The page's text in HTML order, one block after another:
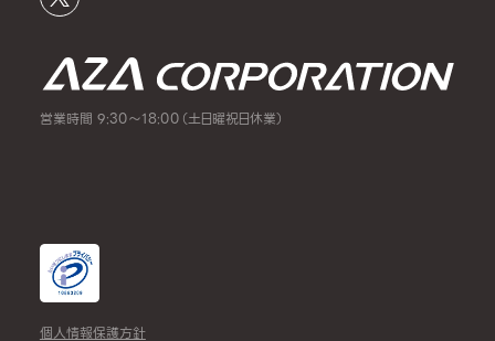
営業時間 9:30～18:00（土日曜祝日休業）
個人情報保護方針